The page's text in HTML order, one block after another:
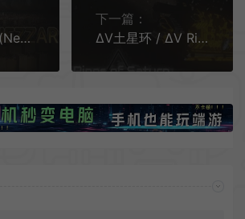
尼布甲尼撒王(Nebuchadnezzar)简中|PC|SIM|古巴比伦王国都市经营模拟游戏
下一篇：
ΔV土星环 / ΔV Rings of Saturn 硬核2D科幻太空游戏